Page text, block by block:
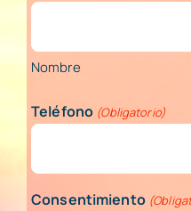
Nombre
Teléfono (Obligatorio)
Consentimiento